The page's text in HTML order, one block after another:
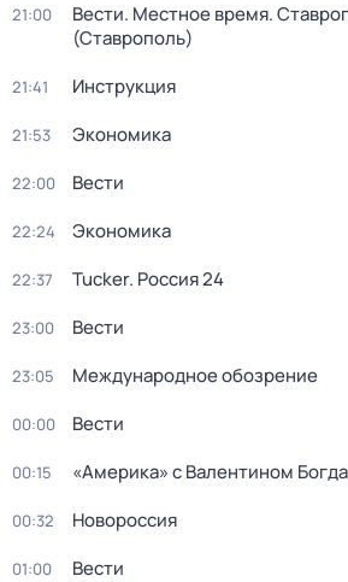
21:00
Вести. Местное время.
(Ставрополь)
21:41 Инструкция
21:53 Экономика
22:00 Вести
22:24 Экономика
22:37 Tucker. Россия 24
23:00 Вести
23:05 Международное обозрение
00:00 Вести
00:15 «Америка» с Валентином
00:32 Новороссия
01:00 Вести